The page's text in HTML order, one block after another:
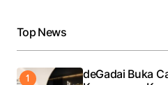
Top News
deGadai Buka